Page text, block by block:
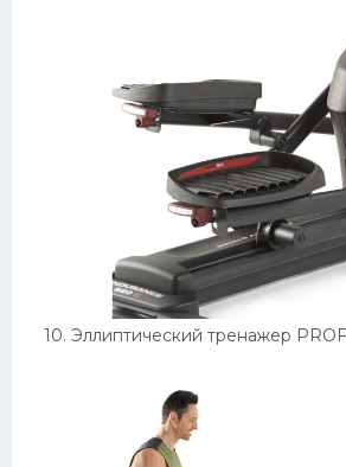
10. Эллиптический тренажер